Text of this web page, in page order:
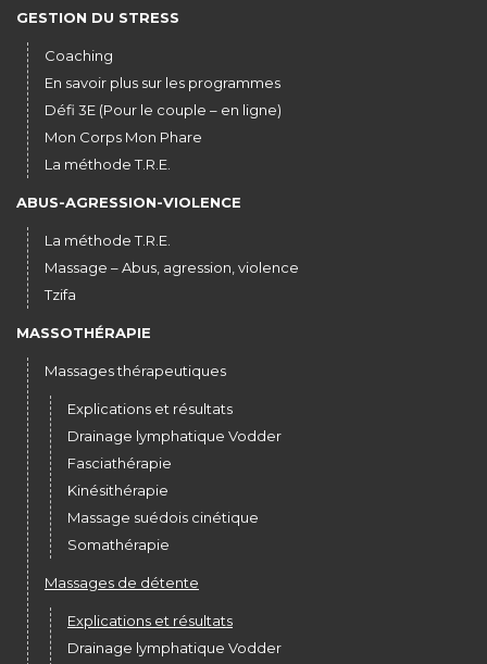
GESTION DU STRESS
Coaching
En savoir plus sur les programmes
Défi 3E (Pour le couple – en ligne)
Mon Corps Mon Phare
La méthode T.R.E.
ABUS-AGRESSION-VIOLENCE
La méthode T.R.E.
Massage – Abus, agression, violence
Tzifa
MASSOTHÉRAPIE
Massages thérapeutiques
Explications et résultats
Drainage lymphatique Vodder
Fasciathérapie
Kinésithérapie
Massage suédois cinétique
Somathérapie
Massages de détente
Explications et résultats
Drainage lymphatique Vodder